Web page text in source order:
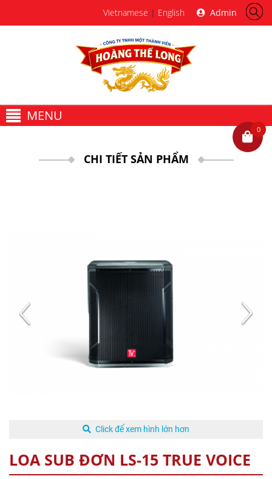
Admin
Vietnamese | English
MENU
CHI TIẾT SẢN PHẨM
Click để xem hình lớn hơn
LOA SUB ĐƠN LS-15 TRUE VOICE
0